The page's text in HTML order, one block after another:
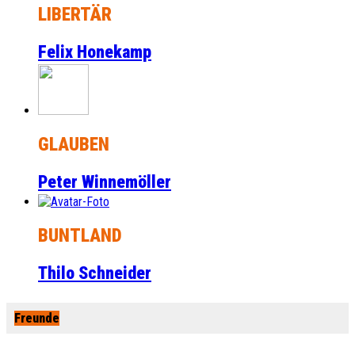
LIBERTÄR
Felix Honekamp
GLAUBEN
Peter Winnemöller
BUNTLAND
Thilo Schneider
Freunde